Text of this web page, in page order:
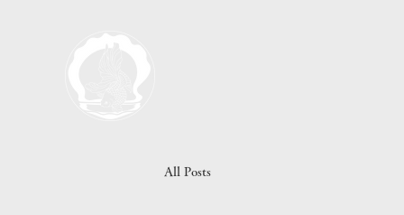
All Posts